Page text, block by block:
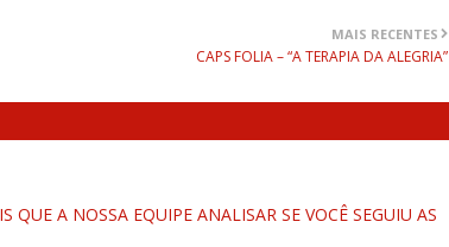
MAIS RECENTES
CAPS FOLIA – “A TERAPIA DA ALEGRIA”
A NOSSA EQUIPE ANALISAR SE VOCÊ SEGUIU AS